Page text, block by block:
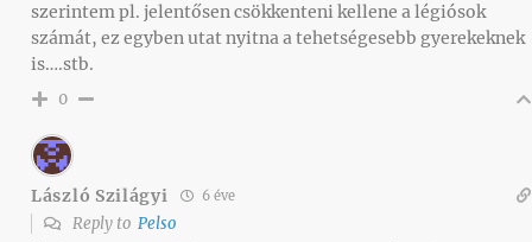
szerintem pl. jelentősen csökkenteni kellene a légiósok
számát, ez egyben utat nyitna a tehetségesebb gyerekeknek
is….stb.
0
László Szilágyi 6 éve
Reply to Pelso